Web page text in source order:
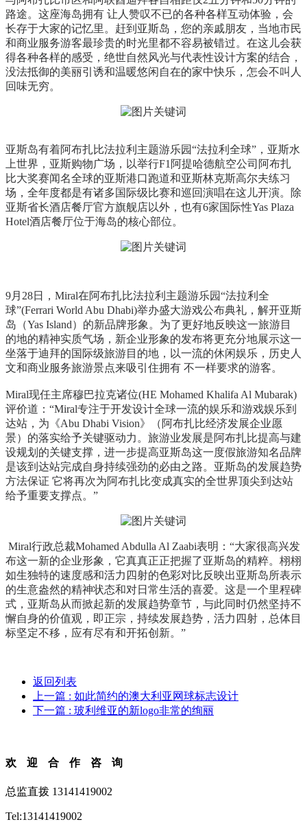
路途。这座海岛拥有 让人赞叹不已的各种各样互动体验，会
长存于大家的记忆里。赶到亚斯岛，您的亲戚朋友，当地市民
和商业服务游客最珍贵的时光里都不容易被错过。在这儿会获
得各种各样的感受，绝世自然风光与代表性设计方案的结合，
没法抵御的美丽引诱和温暖悠闲自在的家中快乐，怎会不叫人
回味无穷。
亚斯岛有着阿布扎比法拉利主题游乐园“法拉利全球”，亚斯水
上世界，亚斯购物广场，以举行F1阿提哈德航空公司阿布扎
比大奖赛闻名全球的亚斯港口跑道和亚斯林克斯高尔夫练习
场，全年度都是有诸多国际级比赛和巡回演唱在这儿开演。除
亚斯省长酒店餐厅官方旗舰店以外，也有6家国际性Yas Plaza
Hotel酒店餐厅位于海岛的核心部位。
9月28日，Miral在阿布扎比法拉利主题游乐园“法拉利全
球”(Ferrari World Abu Dhabi)举办盛大游戏公布典礼，解开亚斯
岛（Yas Island）的新品牌形象。为了更好地反映这一旅游目
的地的精神实质气场，新企业形象的发布将更充分地展示这一
坐落于迪拜的国际级旅游目的地，以一流的休闲娱乐，历史人
文和商业服务旅游景点来吸引住拥有 不一样要求的游客。
Miral现任主席穆巴拉克诸位(HE Mohamed Khalifa Al Mubarak)
评价道：“Miral专注于开发设计全球一流的娱乐和游戏娱乐到
达站，为《Abu Dhabi Vision》（阿布扎比经济发展企业愿
景）的落实给予关键驱动力。旅游业发展是阿布扎比提高与建
设规划的关键支撑，进一步提高亚斯岛这一度假旅游知名品牌
是该到达站完成自身持续强劲的必由之路。亚斯岛的发展趋势
方法保证 它将再次为阿布扎比变成真实的全世界顶尖到达站
给予重要支撑点。”
Miral行政总裁Mohamed Abdulla Al Zaabi表明：“大家很高兴发
布这一新的企业形象，它真真正正把握了亚斯岛的精粹。栩栩
如生独特的速度感和活力四射的色彩对比反映出亚斯岛所表示
的生意盎然的精神状态和对日常生活的喜爱。这是一个里程碑
式，亚斯岛从而掀起新的发展趋势章节，与此同时仍然坚持不
懈自身的价值观，即正宗，持续发展趋势，活力四射，总体目
标坚定不移，应有尽有和开拓创新。”
返回列表
上一篇 : 如此简约的澳大利亚网球标志设计
下一篇 : 玻利维亚的新logo非常的绚丽
欢迎合作咨询
总监直拨 13141419002
Tel:13141419002